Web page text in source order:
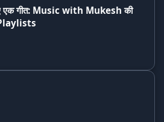
एक गीत: Music with Mukesh की